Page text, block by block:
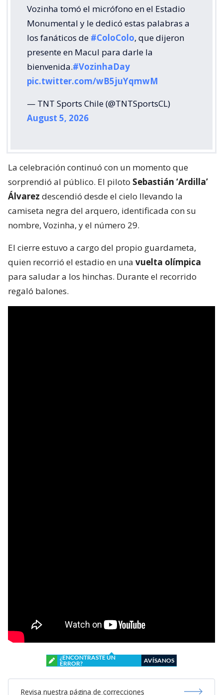
Vozinha tomó el micrófono en el Estadio
Monumental y le dedicó estas palabras a
los fanáticos de #ColoColo, que dijeron
presente en Macul para darle la
bienvenida.#VozinhaDay
pic.twitter.com/wB5juYqmwM
— TNT Sports Chile (@TNTSportsCL)
August 5, 2026
La celebración continuó con un momento que
sorprendió al público. El piloto Sebastián ‘Ardilla’
Álvarez descendió desde el cielo llevando la
camiseta negra del arquero, identificada con su
nombre, Vozinha, y el número 29.
El cierre estuvo a cargo del propio guardameta,
quien recorrió el estadio en una vuelta olímpica
para saludar a los hinchas. Durante el recorrido
regaló balones.
¿ENCONTRASTE UN
ERROR?
AVÍSANOS
Revisa nuestra página de correcciones